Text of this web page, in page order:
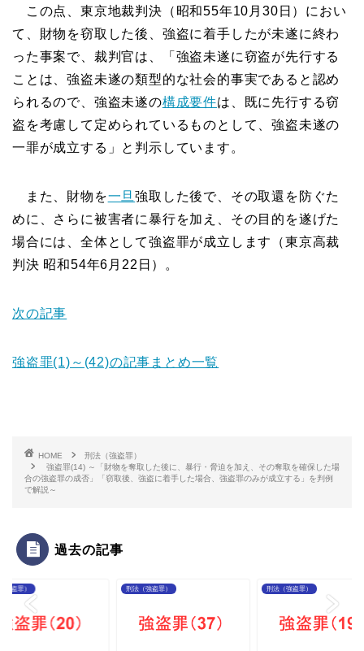
この点、東京地裁判決（昭和55年10月30日）におい
て、財物を窃取した後、強盗に着手したが未遂に終わ
った事案で、裁判官は、「強盗未遂に窃盗が先行する
ことは、強盗未遂の類型的な社会的事実であると認め
られるので、強盗未遂の構成要件は、既に先行する窃
盗を考慮して定められているものとして、強盗未遂の
一罪が成立する」と判示しています。
また、財物を一旦強取した後で、その取還を防ぐた
めに、さらに被害者に暴行を加え、その目的を遂げた
場合には、全体として強盗罪が成立します（東京高裁
判決 昭和54年6月22日）。
次の記事
強盗罪(1)～(42)の記事まとめ一覧
HOME
刑法（強盗罪）
強盗罪(14) ～「財物を奪取した後に、暴行・脅迫を加え、その奪取を確保した場
合の強盗罪の成否」「窃取後、強盗に着手した場合、強盗罪のみが成立する」を判例
で解説～
過去の記事
強盗罪） 刑法（強盗罪） 刑法（強盗罪）